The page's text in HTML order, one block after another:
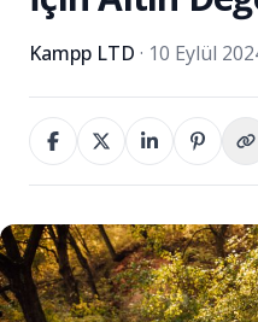
Kampp LTD · 10 Eylül